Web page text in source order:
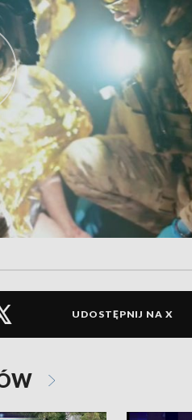
UDOSTĘPNIJ NA X